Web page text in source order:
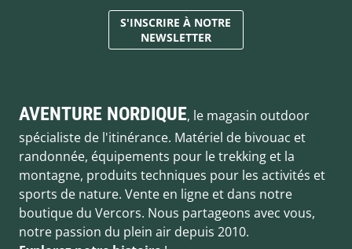
S'INSCRIRE À NOTRE
NEWSLETTER
AVENTURE NORDIQUE, le magasin outdoor
spécialiste de l'itinérance. Matériel de bivouac et
randonnée, équipements pour le trekking et la
montagne, produits techniques pour les activités et
sports de nature. Vente en ligne et dans notre
boutique du Vercors. Nous partageons avec vous,
notre passion du plein air depuis 2010.